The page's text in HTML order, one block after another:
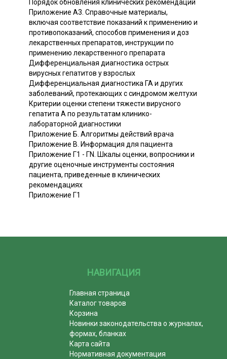
Порядок обновления клинических рекомендаций
Приложение А3. Справочные материалы,
включая соответствие показаний к применению и
противопоказаний, способов применения и доз
лекарственных препаратов, инструкции по
применению лекарственного препарата
Дифференциальная диагностика острых
вирусных гепатитов у взрослых
Дифференциальная диагностика ГА и других
заболеваний, протекающих с синдромом желтухи
Критерии оценки степени тяжести вирусного
гепатита A по результатам клинико-
лабораторной диагностики
Приложение Б. Алгоритмы действий врача
Приложение В. Информация для пациента
Приложение Г1 - ГN. Шкалы оценки, вопросники и
другие оценочные инструменты состояния
пациента, приведенные в клинических
рекомендациях
Приложение Г1
НАВИГАЦИЯ
Главная страница
Каталог товаров
Корзина
Новинки законодательства о журналах,
формах, бланках
Карта сайта
Нормативная документация